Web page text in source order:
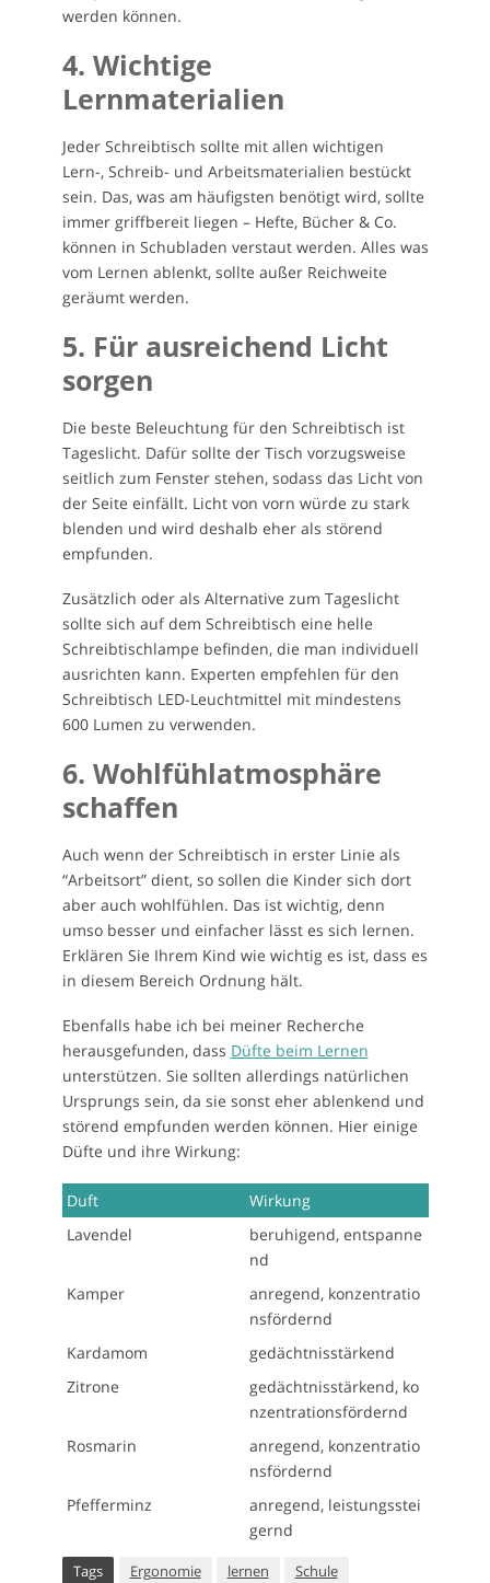
werden können.
4. Wichtige
Lernmaterialien
Jeder Schreibtisch sollte mit allen wichtigen
Lern-, Schreib- und Arbeitsmaterialien bestückt
sein. Das, was am häufigsten benötigt wird, sollte
immer griffbereit liegen – Hefte, Bücher & Co.
können in Schubladen verstaut werden. Alles was
vom Lernen ablenkt, sollte außer Reichweite
geräumt werden.
5. Für ausreichend Licht
sorgen
Die beste Beleuchtung für den Schreibtisch ist
Tageslicht. Dafür sollte der Tisch vorzugsweise
seitlich zum Fenster stehen, sodass das Licht von
der Seite einfällt. Licht von vorn würde zu stark
blenden und wird deshalb eher als störend
empfunden.
Zusätzlich oder als Alternative zum Tageslicht
sollte sich auf dem Schreibtisch eine helle
Schreibtischlampe befinden, die man individuell
ausrichten kann. Experten empfehlen für den
Schreibtisch LED-Leuchtmittel mit mindestens
600 Lumen zu verwenden.
6. Wohlfühlatmosphäre
schaffen
Auch wenn der Schreibtisch in erster Linie als
“Arbeitsort” dient, so sollen die Kinder sich dort
aber auch wohlfühlen. Das ist wichtig, denn
umso besser und einfacher lässt es sich lernen.
Erklären Sie Ihrem Kind wie wichtig es ist, dass es
in diesem Bereich Ordnung hält.
Ebenfalls habe ich bei meiner Recherche
herausgefunden, dass Düfte beim Lernen
unterstützen. Sie sollten allerdings natürlichen
Ursprungs sein, da sie sonst eher ablenkend und
störend empfunden werden können. Hier einige
Düfte und ihre Wirkung:
Duft
Wirkung
Lavendel
beruhigend, entspanne
nd
Kamper
anregend, konzentratio
nsfördernd
Kardamom
gedächtnisstärkend
Zitrone
gedächtnisstärkend, ko
nzentrationsfördernd
Rosmarin
anregend, konzentratio
nsfördernd
Pfefferminz
anregend, leistungsstei
gernd
Tags Ergonomie lernen Schule